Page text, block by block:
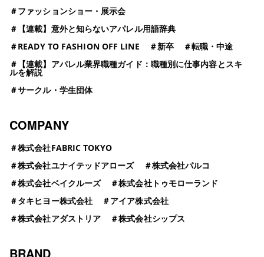
＃ファッションショー・展示会
＃ 【連載】意外と知らないアパレル用語辞典
＃READY TO FASHION OFF LINE ＃新卒 ＃転職・中途
＃ 【連載】アパレル業界職種ガイド：職種別に仕事内容とスキ
ルを解説
＃サークル・学生団体
COMPANY
＃株式会社FABRIC TOKYO
＃株式会社ユナイテッドアローズ ＃株式会社パルコ
＃株式会社ベイクルーズ ＃株式会社トゥモローランド
＃タキヒヨー株式会社 ＃アイア株式会社
＃株式会社アダストリア ＃株式会社シップス
BRAND